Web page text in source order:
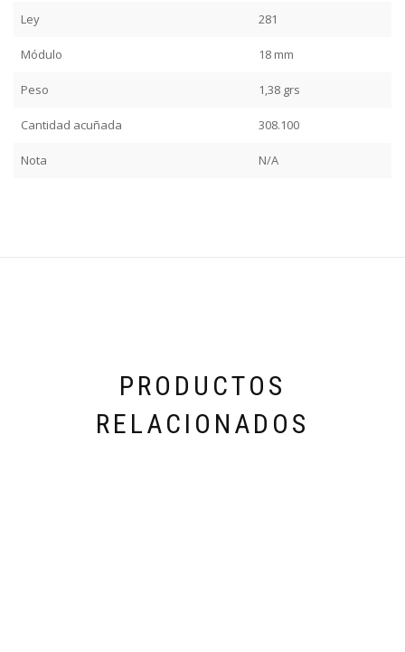
Ley 281
Módulo 18 mm
Peso 1,38 grs
Cantidad acuñada 308.100
Nota N/A
PRODUCTOS
RELACIONADOS